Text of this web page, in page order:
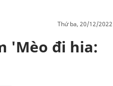
thứ ba, 20/12/
'Mèo đi hia: